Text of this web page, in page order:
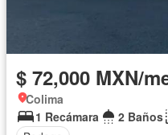
$ 72,000 MXN/
Colima
1 Recámara
2 Baños